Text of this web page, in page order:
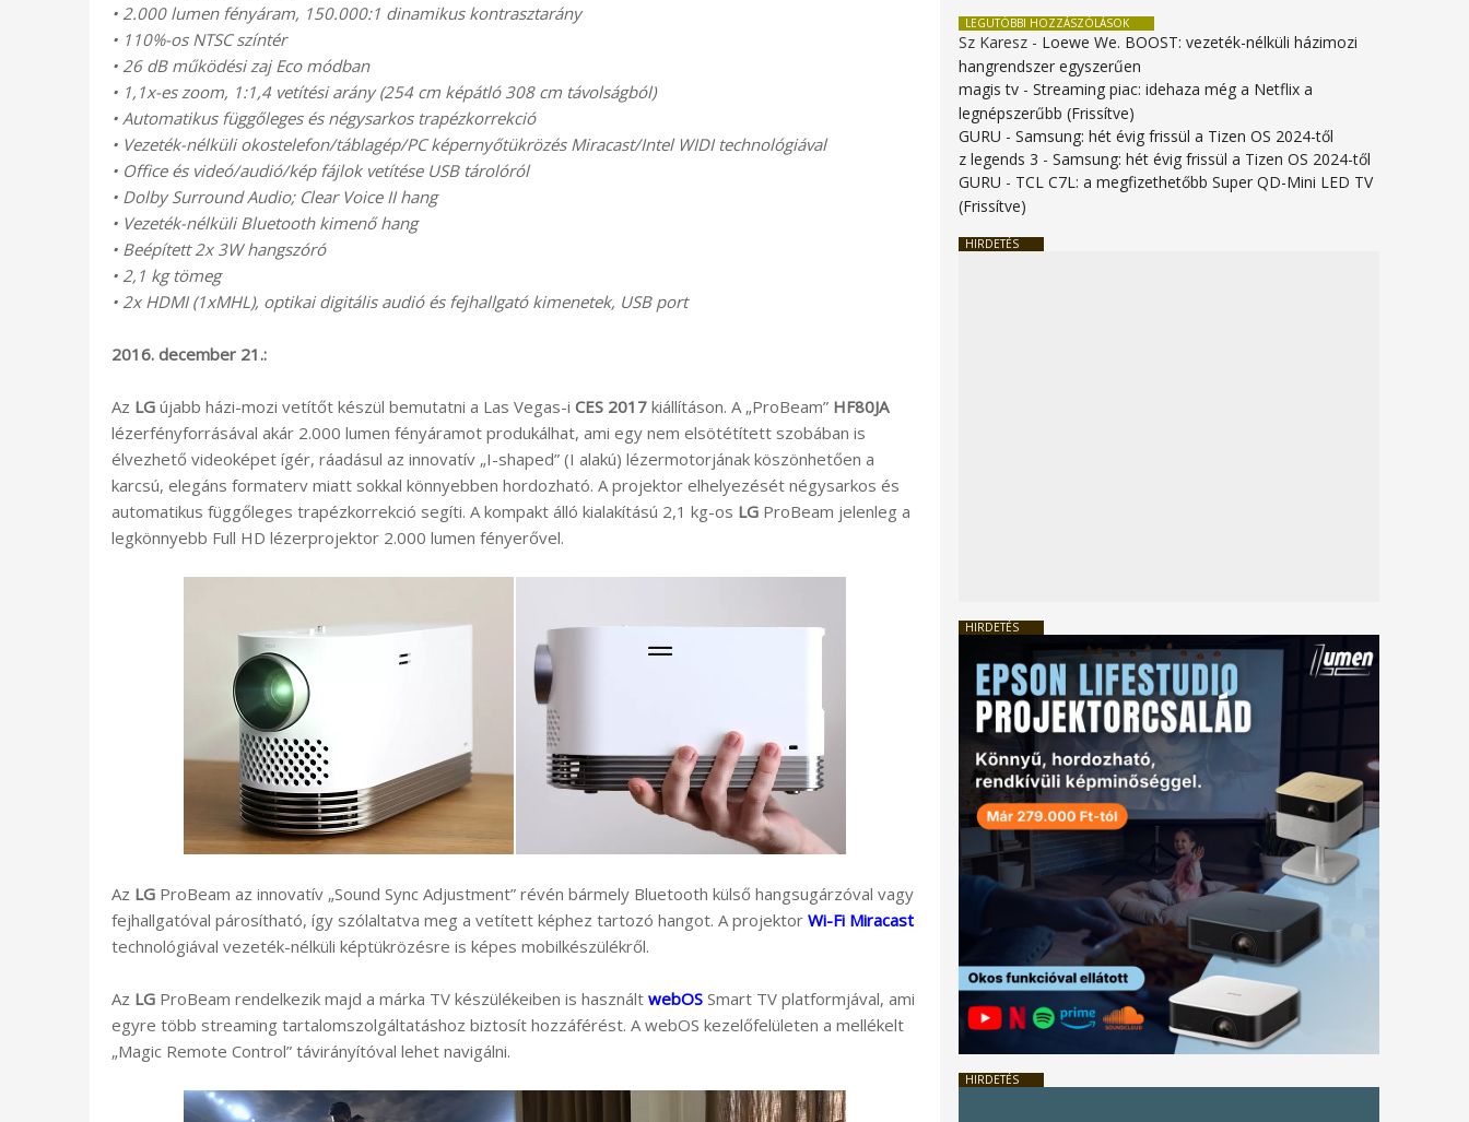
• 2.000 lumen fényáram, 150.000:1 dinamikus kontrasztarány
• 110%-os NTSC színtér
• 26 dB működési zaj Eco módban
• 1,1x-es zoom, 1:1,4 vetítési arány (254 cm képátló 308 cm távolságból)
• Automatikus függőleges és négysarkos trapézkorrekció
• Vezeték-nélküli okostelefon/táblagép/PC képernyőtükrözés Miracast/Intel WIDI technológiával
• Office és videó/audió/kép fájlok vetítése USB tárolóról
• Dolby Surround Audio; Clear Voice II hang
• Vezeték-nélküli Bluetooth kimenő hang
• Beépített 2x 3W hangszóró
• 2,1 kg tömeg
• 2x HDMI (1xMHL), optikai digitális audió és fejhallgató kimenetek, USB port
2016. december 21.:
Az LG újabb házi-mozi vetítőt készül bemutatni a Las Vegas-i CES 2017 kiállításon. A „ProBeam” HF80JA
lézerfényforrásával akár 2.000 lumen fényáramot produkálhat, ami egy nem elsötétített szobában is
élvezhető videoképet ígér, ráadásul az innovatív „I-shaped” (I alakú) lézermotorjának köszönhetően a
karcsú, elegáns formaterv miatt sokkal könnyebben hordozható. A projektor elhelyezését négysarkos és
automatikus függőleges trapézkorrekció segíti. A kompakt álló kialakítású 2,1 kg-os LG ProBeam jelenleg a
legkönnyebb Full HD lézerprojektor 2.000 lumen fényerővel.
Az LG ProBeam az innovatív „Sound Sync Adjustment” révén bármely Bluetooth külső hangsugárzóval vagy
fejhallgatóval párosítható, így szólaltatva meg a vetített képhez tartozó hangot. A projektor Wi-Fi Miracast
technológiával vezeték-nélküli képtükrözésre is képes mobilkészülékről.
Az LG ProBeam rendelkezik majd a márka TV készülékeiben is használt webOS Smart TV platformjával, ami
egyre több streaming tartalomszolgáltatáshoz biztosít hozzáférést. A webOS kezelőfelületen a mellékelt
„Magic Remote Control” távirányítóval lehet navigálni.
LEGUTÓBBI HOZZÁSZÓLÁSOK
Sz Karesz - Loewe We. BOOST: vezeték-nélküli házimozi
hangrendszer egyszerűen
magis tv -Streaming piac: idehaza még a Netflix a
legnépszerűbb (Frissítve)
GURU -Samsung: hét évig frissül a Tizen OS 2024-től
z legends 3 -Samsung: hét évig frissül a Tizen OS 2024-től
GURU - TCL C7L: a megfizethetőbb Super QD-Mini LED TV
(Frissítve)
HIRDETÉS
HIRDETÉS
HIRDETÉS